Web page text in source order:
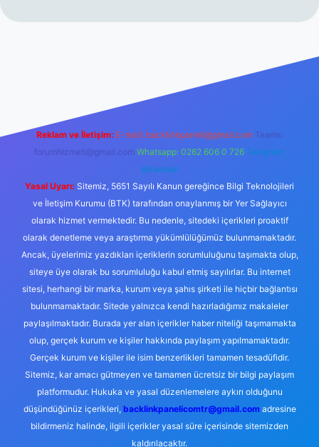
Reklam ve İletişim: E-mail: backlinkpaneli@gmail.com Teams:
forumhizmeti@gmail.com Whatsapp: 0262 606 0 726 Telegram:
@karabul
Yasal Uyarı: Sitemiz, 5651 Sayılı Kanun gereğince Bilgi Teknolojileri
ve İletişim Kurumu (BTK) tarafından onaylanmış bir Yer Sağlayıcı
olarak hizmet vermektedir. Bu nedenle, sitedeki içerikleri proaktif
olarak denetleme veya araştırma yükümlülüğümüz bulunmamaktadır.
Ancak, üyelerimiz yazdıkları içeriklerin sorumluluğunu taşımakta olup,
siteye üye olarak bu sorumluluğu kabul etmiş sayılırlar. Bu internet
sitesi, herhangi bir marka, kurum veya şahıs şirketi ile hiçbir bağlantısı
bulunmamaktadır. Sitede yalnızca kendi hazırladığımız makaleler
paylaşılmaktadır. Burada yer alan içerikler haber niteliği taşımamakta
olup, gerçek kurum ve kişiler hakkında paylaşım yapılmamaktadır.
Gerçek kurum ve kişiler ile isim benzerlikleri tamamen tesadüfidir.
Sitemiz, kar amacı gütmeyen ve tamamen ücretsiz bir bilgi paylaşım
platformudur. Hukuka ve yasal düzenlemelere aykırı olduğunu
düşündüğünüz içerikleri, backlinkpanelicomtr@gmail.comadresine
bildirmeniz halinde, ilgili içerikler yasal süre içerisinde sitemizden
kaldırılacaktır.